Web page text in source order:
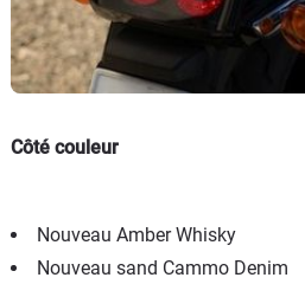
Côté couleur
Nouveau Amber Whisky
Nouveau sand Cammo Denim